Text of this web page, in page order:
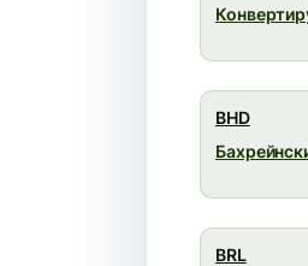
BHD
BRL